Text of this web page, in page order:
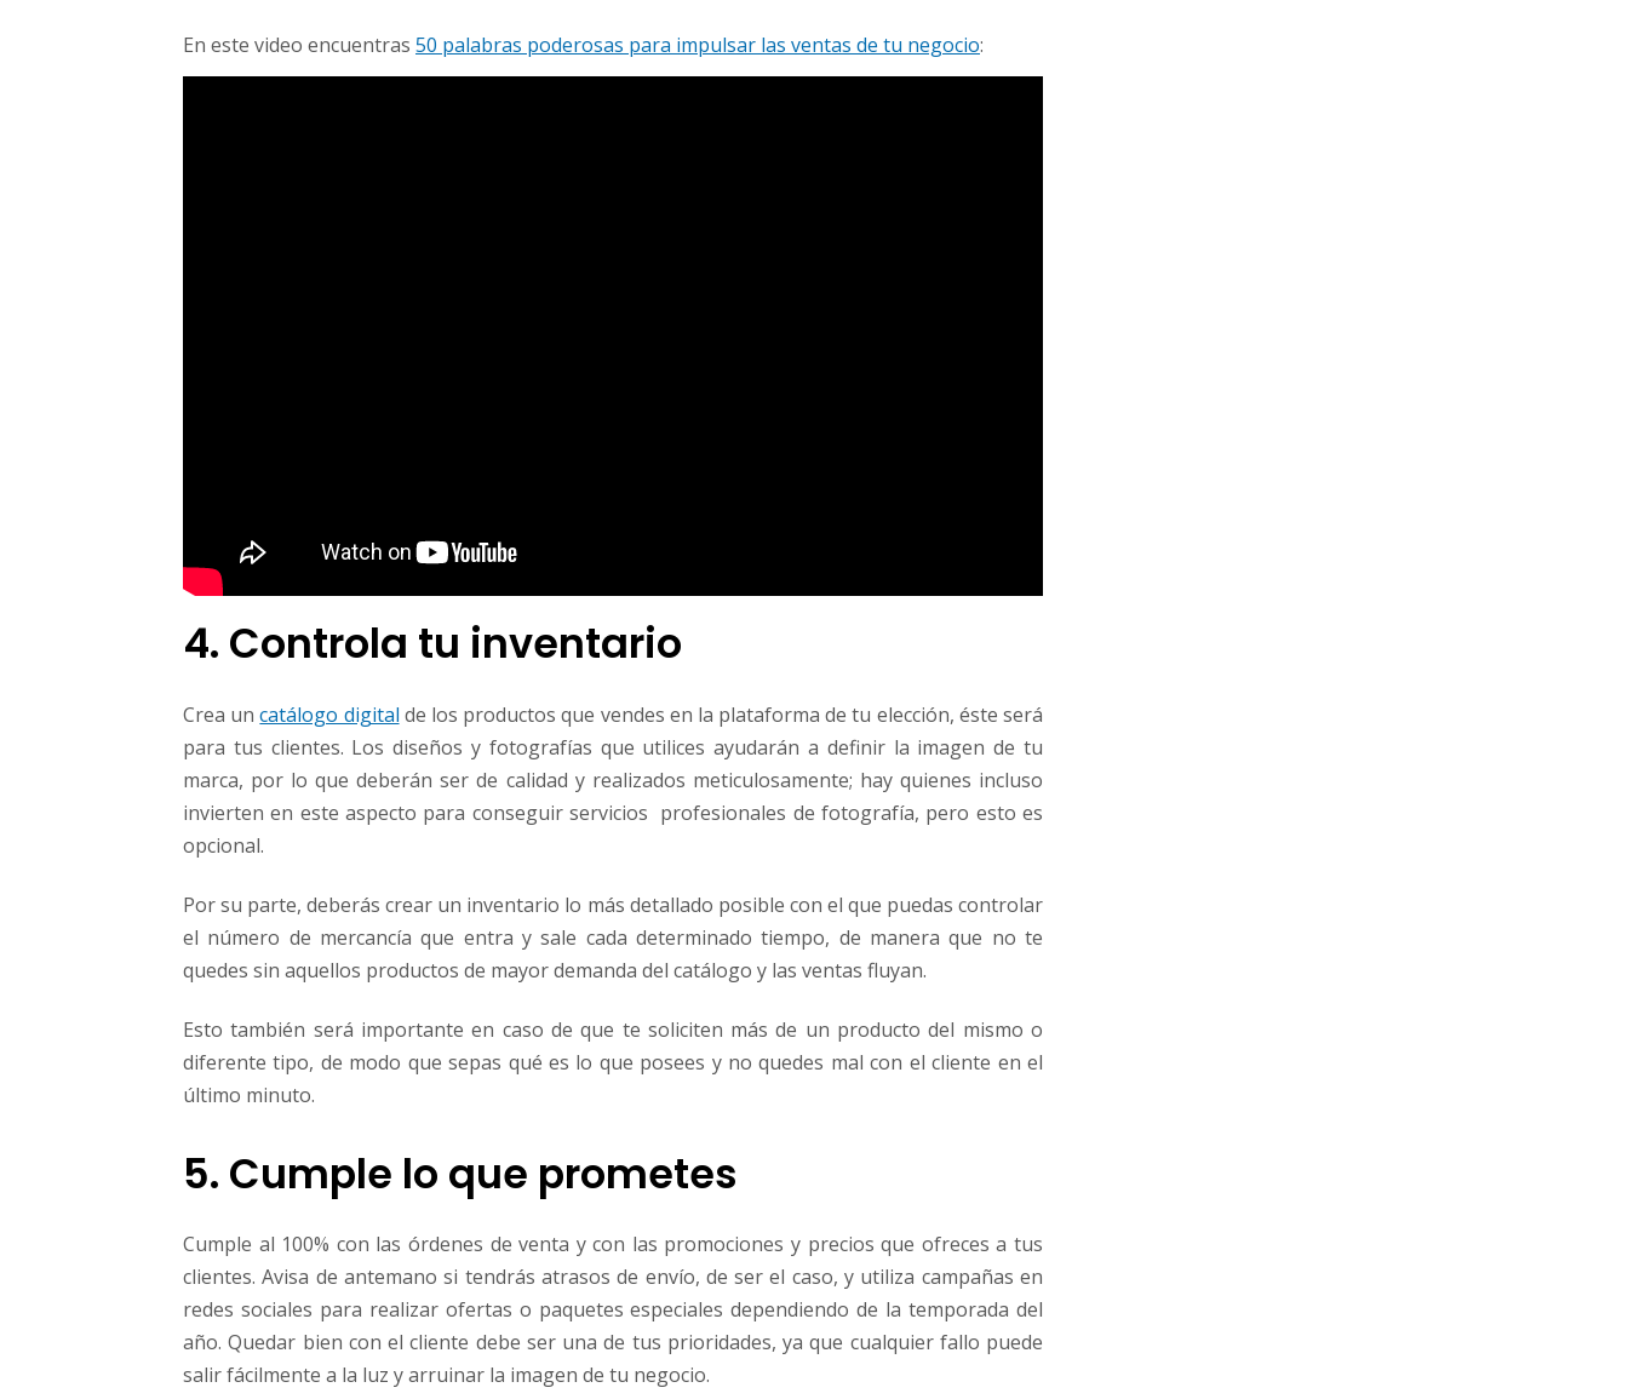
En este video encuentras 50 palabras poderosas para impulsar las ventas de tu negocio:
4. Controla tu inventario
Crea uncatálogo digital de los productos que vendes en la plataforma de tu elección, éste será
para tus clientes. Los diseños y fotografías que utilices ayudarán a definir la imagen de tu
marca, por lo que deberán ser de calidad y realizados meticulosamente; hay quienes incluso
invierten en este aspecto para conseguir servicios profesionales de fotografía, pero esto es
opcional.
Por su parte, deberás crear un inventario lo más detallado posible con el que puedas controlar
el número de mercancía que entra y sale cada determinado tiempo, de manera que no te
quedes sin aquellos productos de mayor demanda del catálogo y las ventas fluyan.
Esto también será importante en caso de que te soliciten más de un producto del mismo o
diferente tipo, de modo que sepas qué es lo que posees y no quedes mal con el cliente en el
último minuto.
5. Cumple lo que prometes
Cumple al 100% con las órdenes de venta y con las promociones y precios que ofreces a tus
clientes. Avisa de antemano si tendrás atrasos de envío, de ser el caso, y utiliza campañas en
redes sociales para realizar ofertas o paquetes especiales dependiendo de la temporada del
año. Quedar bien con el cliente debe ser una de tus prioridades, ya que cualquier fallo puede
salir fácilmente a la luz y arruinar la imagen de tu negocio.